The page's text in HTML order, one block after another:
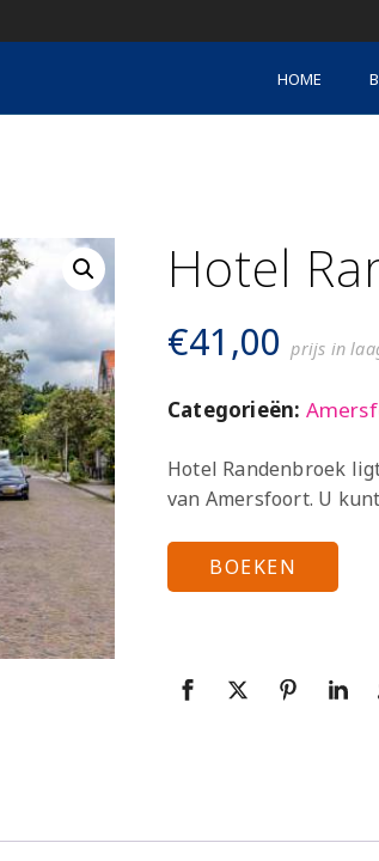
HOME
Hotel
€41,00 prijs in
Categorieën:
Hotel Randenbroek
van Amersfoort. U
BOEKEN